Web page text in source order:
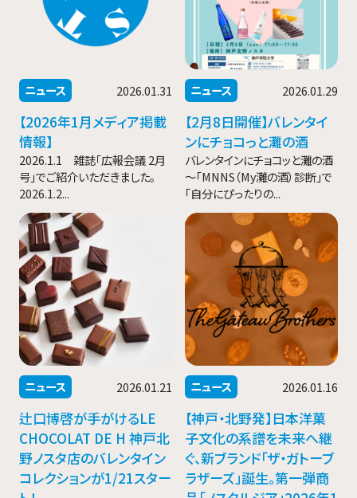
ニュース 2026.01.31
【2026年1月メディア掲載
情報】
2026.1.1 雑誌「広報会議 2月
号」でご紹介いただきました。
2026.1.2...
ニュース 2026.01.29
【2月8日開催】バレンタイ
ンにチョコっと灘の酒
バレンタインにチョコッと灘の酒
～「MNNS（My灘の酒）診断」で
「自分にぴったりの...
ニュース 2026.01.21
辻口博啓が手がけるLE
CHOCOLAT DE H 神戸北
野ノスタ店のバレンタイン
コレクションが1/21スター
ニュース 2026.01.16
【神戸・北野発】日本洋菓
子文化の系譜を未来へ継
ぐ、新ブランド「ザ・ガトーブ
ラザーズ」誕生。第一弾商